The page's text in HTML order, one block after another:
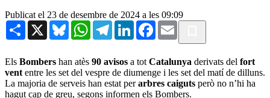
Publicat el 23 de desembre de 2024 a les 09:09
Share X BlueskyWhatsAppTelegramLinkedInFacebook
Email
Els Bombers han atès 90 avisos a tot Catalunya derivats del fort
vent entre les set del vespre de diumenge i les set del matí de dilluns.
La majoria de serveis han estat perarbres caiguts però no n’hi ha
hagut cap de greu, segons informen els Bombers.